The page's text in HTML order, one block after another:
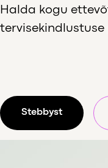
Halda kogu
tervisekindlustuse
Stebbyst